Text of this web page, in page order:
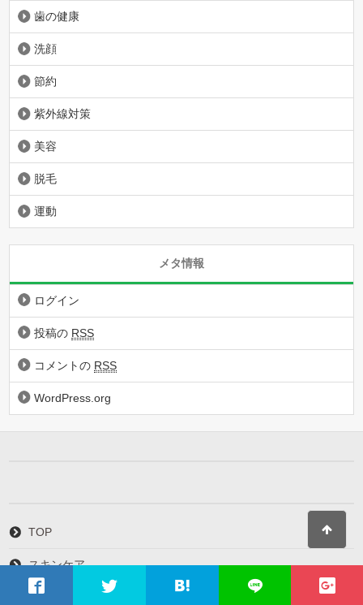
歯の健康
洗顔
節約
紫外線対策
美容
脱毛
運動
メタ情報
ログイン
投稿の RSS
コメントの RSS
WordPress.org
TOP
スキンケア
ダイエット